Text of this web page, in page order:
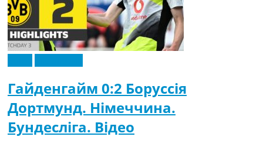
Гайденгайм 0:2 Боруссія
Дортмунд. Німеччина.
Бундесліга. Відео